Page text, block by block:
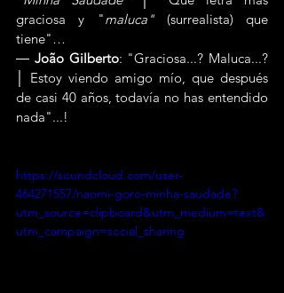
graciosa y "maluca" (surrealista) que
tiene"…
― João Gilberto: "Graciosa...? Maluca...?
│ Estoy viendo amigo mío, que después
de casi 40 años, todavía no has entendido
nada"...!
https://soundcloud.com/user-
464271557/naomi-goro-minha-saudade?
utm_source=clipboard&utm_medium=text&
utm_campaign=social_sharing